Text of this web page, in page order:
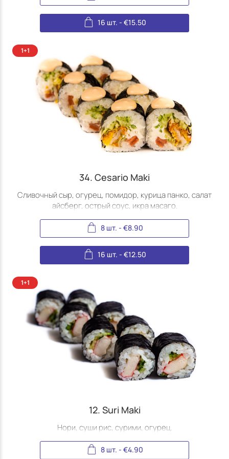
16 шт. - €15.50
34. Cesario Maki
Сливочный сыр, огурец, помидор, курица панко, салат
айсберг, острый соус, икра масаго.
8 шт. - €8.90
16 шт. - €12.50
12. Suri Maki
Нори, суши рис, сурими, огурец.
8 шт. - €4.90